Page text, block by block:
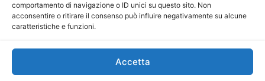
comportamento di navigazione o ID unici su questo sito. Non
acconsentire o ritirare il consenso può influire negativamente su alcune
caratteristiche e funzioni.
Accetta
Direttore Responsabile: Maria Calabrese
P.IVA: 06334930820
Mercurio Comunicazione Società Cooperativa a r.l. è